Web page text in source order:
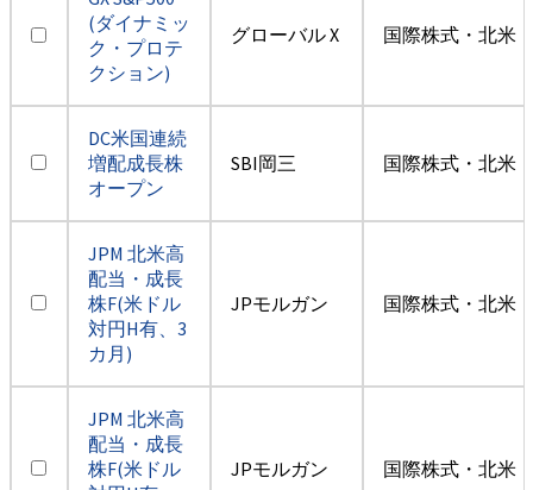
(ダイナミッ
ク・プロテ
クション)
グローバル X 国際株式・北米
DC米国連続
増配成長株
オープン
SBI岡三 国際株式・北米
JPM 北米高
配当・成長
株F(米ドル
対円H有、3
カ月)
JPモルガン 国際株式・北米
JPM 北米高
配当・成長
株F(米ドル
JPモルガン 国際株式・北米